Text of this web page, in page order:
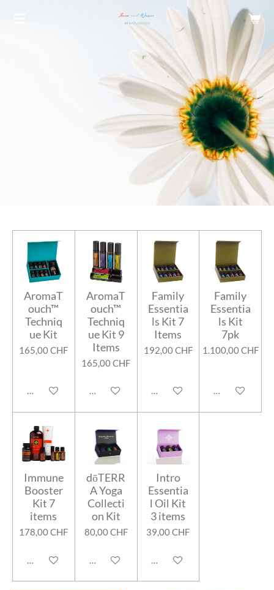
AromaT
ouch™
Techniq
ue Kit
165,00 CHF
In den Warenkorb
AromaT
ouch™
Techniq
ue Kit 9
Items
165,00 CHF
In den Warenkorb
Family
Essentia
ls Kit 7
Items
192,00 CHF
In den Warenkorb
Family
Essentia
ls Kit
7pk
1.100,00 CHF
In den
Immune
Booster
Kit 7
items
178,00 CHF
In den Warenkorb
dōTERR
A Yoga
Collecti
on Kit
80,00 CHF
In den Warenkorb
Intro
Essentia
l Oil Kit
3 items
39,00 CHF
In den Warenkorb